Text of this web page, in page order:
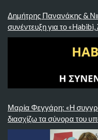
Δημήτρης Πανανάκης &
συνέντευξη για το
Μαρία Φεγγάρη: «Η
διασχίζω τα σύνορα του